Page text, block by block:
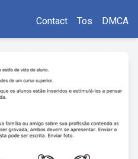
Contact Tos DMCA